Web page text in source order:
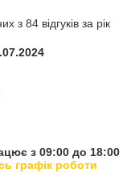
з 84 відгуків за рік
з 09:00 до 18:00
графік роботи